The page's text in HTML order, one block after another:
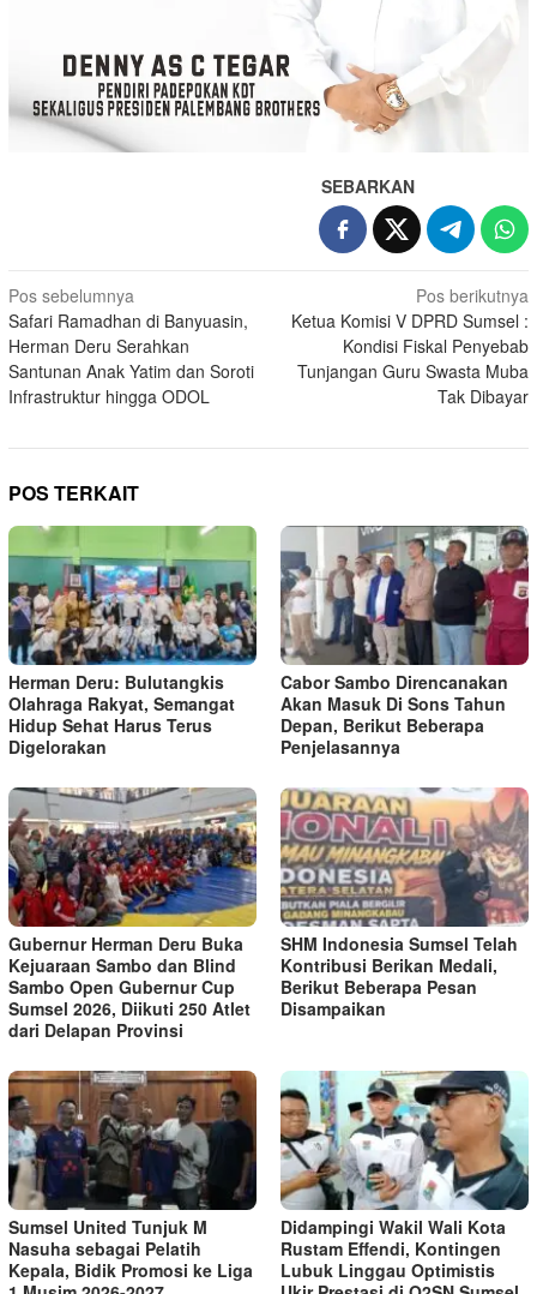
SEBARKAN
Navigasi
pos
Pos sebelumnya
Safari Ramadhan di Banyuasin,
Herman Deru Serahkan
Santunan Anak Yatim dan Soroti
Infrastruktur hingga ODOL
Pos berikutnya
Ketua Komisi V DPRD Sumsel :
Kondisi Fiskal Penyebab
Tunjangan Guru Swasta Muba
Tak Dibayar
POS TERKAIT
Herman Deru: Bulutangkis
Olahraga Rakyat, Semangat
Hidup Sehat Harus Terus
Digelorakan
Cabor Sambo Direncanakan
Akan Masuk Di Sons Tahun
Depan, Berikut Beberapa
Penjelasannya
Gubernur Herman Deru Buka
Kejuaraan Sambo dan Blind
Sambo Open Gubernur Cup
Sumsel 2026, Diikuti 250 Atlet
dari Delapan Provinsi
SHM Indonesia Sumsel Telah
Kontribusi Berikan Medali,
Berikut Beberapa Pesan
Disampaikan
Sumsel United Tunjuk M
Nasuha sebagai Pelatih
Kepala, Bidik Promosi ke Liga
Didampingi Wakil Wali Kota
Rustam Effendi, Kontingen
Lubuk Linggau Optimistis